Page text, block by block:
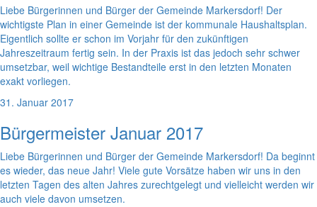
Liebe Bürgerinnen und Bürger der Gemeinde Markersdorf! Der
wichtigste Plan in einer Gemeinde ist der kommunale Haushaltsplan.
Eigentlich sollte er schon im Vorjahr für den zukünftigen
Jahreszeitraum fertig sein. In der Praxis ist das jedoch sehr schwer
umsetzbar, weil wichtige Bestandteile erst in den letzten Monaten
exakt vorliegen.
31. Januar 2017
Bürgermeister Januar 2017
Liebe Bürgerinnen und Bürger der Gemeinde Markersdorf! Da beginnt
es wieder, das neue Jahr! Viele gute Vorsätze haben wir uns in den
letzten Tagen des alten Jahres zurechtgelegt und vielleicht werden wir
auch viele davon umsetzen.